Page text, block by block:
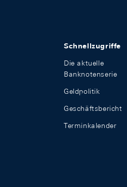
Schnellzugriffe
Die aktuelle
Banknotenserie
Geldpolitik
Geschäftsbericht
Terminkalender